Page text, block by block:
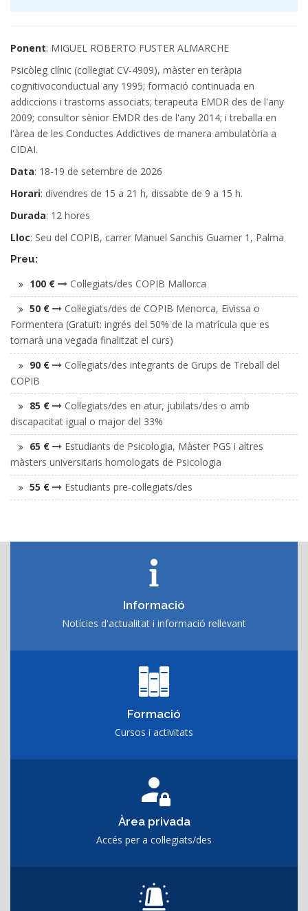
Ponent: MIGUEL ROBERTO FUSTER ALMARCHE
Psicòleg clínic (col·legiat CV-4909), màster en teràpia
cognitivoconductual any 1995; formació continuada en
addiccions i trastorns associats; terapeuta EMDR des de l'any
2009; consultor sènior EMDR des de l'any 2014; i treballa en
l'àrea de les Conductes Addictives de manera ambulatòria a
CIDAI.
Data: 18-19 de setembre de 2026
Horari: divendres de 15 a 21 h, dissabte de 9 a 15 h.
Durada: 12 hores
Lloc: Seu del COPIB, carrer Manuel Sanchis Guarner 1, Palma
Preu:
100 €
Col·legiats/des COPIB Mallorca
50 €
Col·legiats/des de COPIB Menorca, Eivissa o
Formentera (Gratuït: ingrés del 50% de la matrícula que es
tornarà una vegada finalitzat el curs)
90 €
Col·legiats/des integrants de Grups de Treball del
COPIB
85 €
Col·legiats/des en atur, jubilats/des o amb
discapacitat igual o major del 33%
65 €
Estudiants de Psicologia, Màster PGS i altres
màsters universitaris homologats de Psicologia
55 €
Estudiants pre-col·legiats/des
Informació
Notícies d'actualitat i informació rellevant
Formació
Cursos i activitats
Àrea privada
Accés per a col·legiats/des